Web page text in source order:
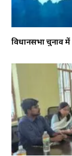
विधानसभा चुनाव